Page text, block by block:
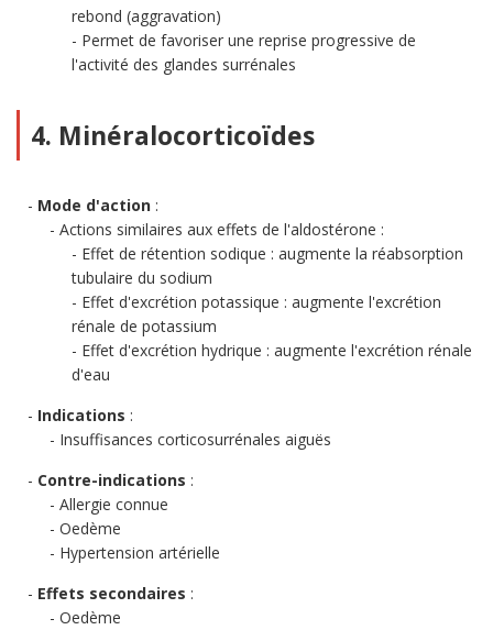
rebond (aggravation)
Permet de favoriser une reprise progressive de
l'activité des glandes surrénales
4. Minéralocorticoïdes
Mode d'action :
Actions similaires aux effets de l'aldostérone :
Effet de rétention sodique : augmente la réabsorption
tubulaire du sodium
Effet d'excrétion potassique : augmente l'excrétion
rénale de potassium
Effet d'excrétion hydrique : augmente l'excrétion rénale
d'eau
Indications :
Insuffisances corticosurrénales aiguës
Contre-indications :
Allergie connue
Oedème
Hypertension artérielle
Effets secondaires :
Oedème